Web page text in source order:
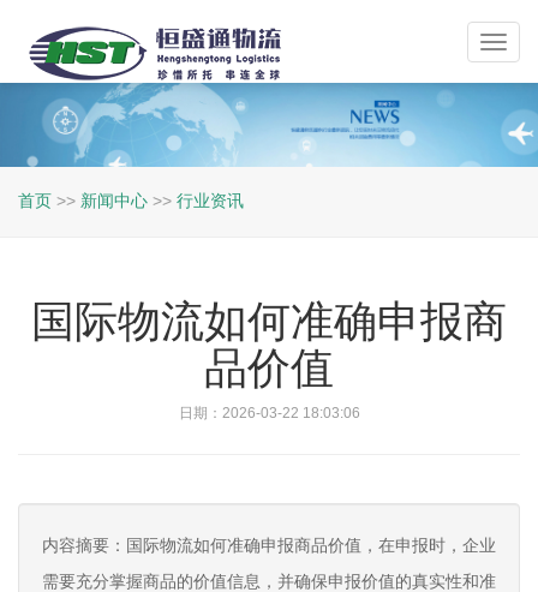
首页 >> 新闻中心 >> 行业资讯
国际物流如何准确申报商
品价值
日期：2026-03-22 18:03:06
内容摘要：国际物流如何准确申报商品价值，在申报时，企业
需要充分掌握商品的价值信息，并确保申报价值的真实性和准